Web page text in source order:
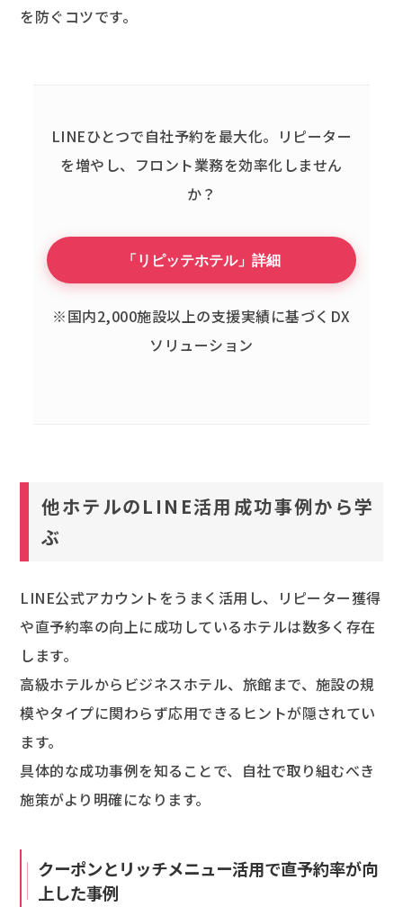
を防ぐコツです。
LINEひとつで自社予約を最大化。 リピーター
を増やし、フロント業務を効率化しません
か？
「リピッテホテル」詳細
※国内2,000施設以上の支援実績に基づくDX
ソリューション
他ホテルのLINE活用成功事例から学
ぶ
LINE公式アカウントをうまく活用し、リピーター獲得
や直予約率の向上に成功しているホテルは数多く存在
します。
高級ホテルからビジネスホテル、旅館まで、施設の規
模やタイプに関わらず応用できるヒントが隠されてい
ます。
具体的な成功事例を知ることで、自社で取り組むべき
施策がより明確になります。
クーポンとリッチメニュー活用で直予約率が向
上した事例